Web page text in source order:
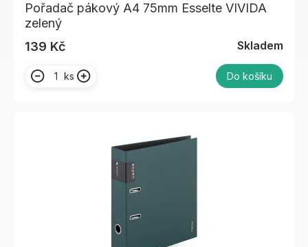
Pořadač pákový A4 75mm Esselte VIVIDA
zelený
139 Kč
Skladem
ks Do košíku